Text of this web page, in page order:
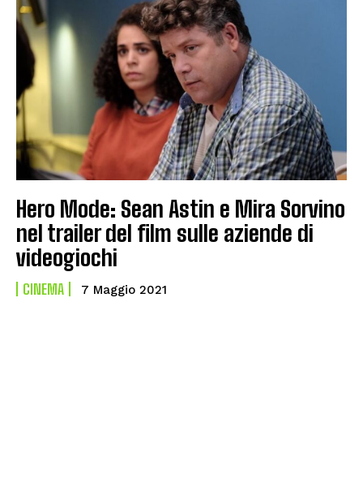
Hero Mode: Sean Astin e Mira Sorvino
nel trailer del film sulle aziende di
videogiochi
CINEMA 7 Maggio 2021